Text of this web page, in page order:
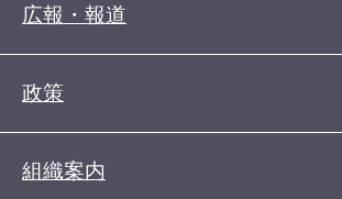
広報・報道
政策
組織案内